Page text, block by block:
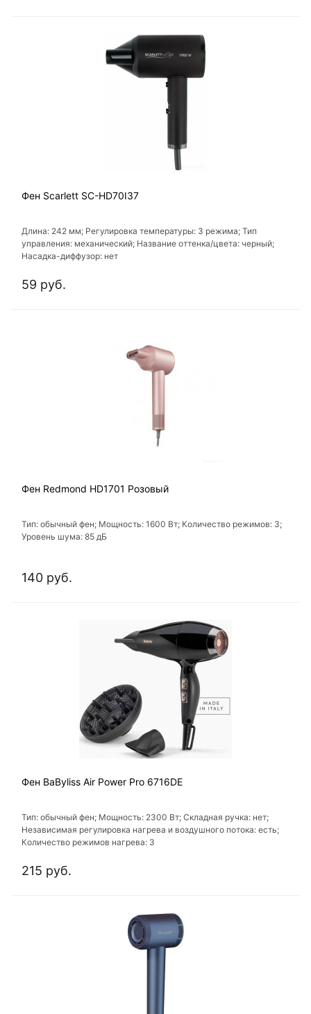
Фен Scarlett SC-HD70I37
Длина: 242 мм; Регулировка температуры: 3 режима; Тип
управления: механический; Название оттенка/цвета: черный;
Насадка-диффузор: нет
59 руб.
Фен Redmond HD1701 Розовый
Тип: обычный фен; Мощность: 1600 Вт; Количество режимов: 3;
Уровень шума: 85 дБ
140 руб.
Фен BaByliss Air Power Pro 6716DE
Тип: обычный фен; Мощность: 2300 Вт; Складная ручка: нет;
Независимая регулировка нагрева и воздушного потока: есть;
Количество режимов нагрева: 3
215 руб.